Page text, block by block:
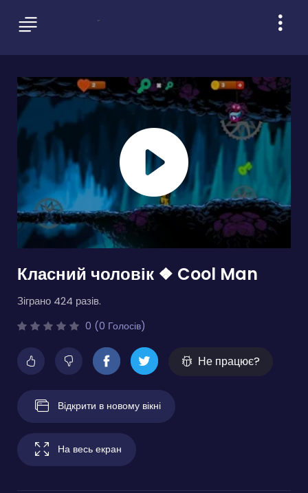
Класний чоловік ❖ Cool Man
Зіграно 424 разів.
0 (0 Голосів)
Не працює?
Відкрити в новому вікні
На весь екран